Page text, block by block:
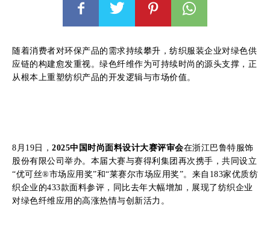
随着消费者对环保产品的需求持续攀升，纺织服装企业对绿色供
应链的构建愈发重视。绿色纤维作为可持续时尚的源头支撑，正
从根本上重塑纺织产品的开发逻辑与市场价值。
8月19日， 2025中国时尚面料设计大赛评审会在浙江巴鲁特服饰
股份有限公司举办。本届大赛与赛得利集团再次携手，共同设立
“优可丝®市场应用奖”和“莱赛尔市场应用奖”。来自183家优质纺
织企业的433款面料参评，同比去年大幅增加，展现了纺织企业
对绿色纤维应用的高涨热情与创新活力。